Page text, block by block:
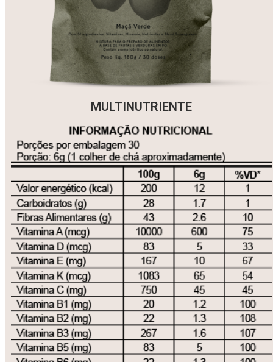
MULTINUTRIENTE